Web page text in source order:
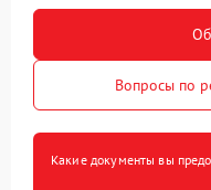
Вопросы по
Какие документы вы